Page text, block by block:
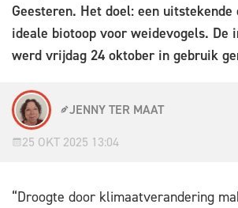
Geesteren. Het doel: een uitstekende
ideale biotoop voor weidevogels. De
werd vrijdag 24 oktober in gebruik
JENNY TER MAAT
25 OKT 2025 13:04
“Droogte door klimaatverandering